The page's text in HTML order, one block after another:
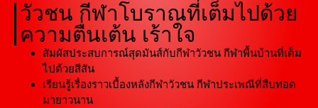
วัวชน กีฬาโบราณที่เต็มไปด้วย
ความตื่นเต้น เร้าใจ
สัมผัสประสบการณ์สุดมันส์กับกีฬาวัวชน กีฬาพื้นบ้านที่เต็ม
ไปด้วยสีสัน
เรียนรู้เรื่องราวเบื้องหลังกีฬาวัวชน กีฬาประเพณีที่สืบทอด
มายาวนาน